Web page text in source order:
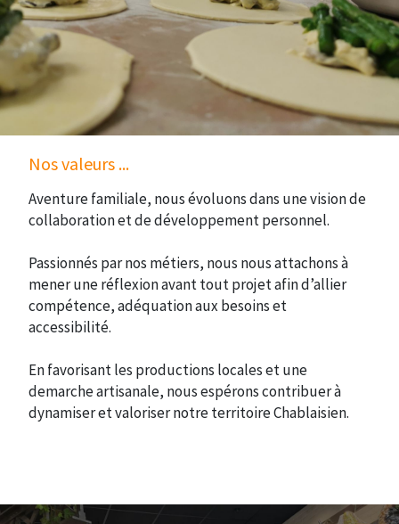
Nos valeurs ...
Aventure familiale, nous évoluons dans une vision de
collaboration et de développement personnel.
Passionnés par nos métiers, nous nous attachons à
mener une réflexion avant tout projet afin d’allier
compétence, adéquation aux besoins et
accessibilité.
En favorisant les productions locales et une
demarche artisanale, nous espérons contribuer à
dynamiser et valoriser notre territoire Chablaisien.